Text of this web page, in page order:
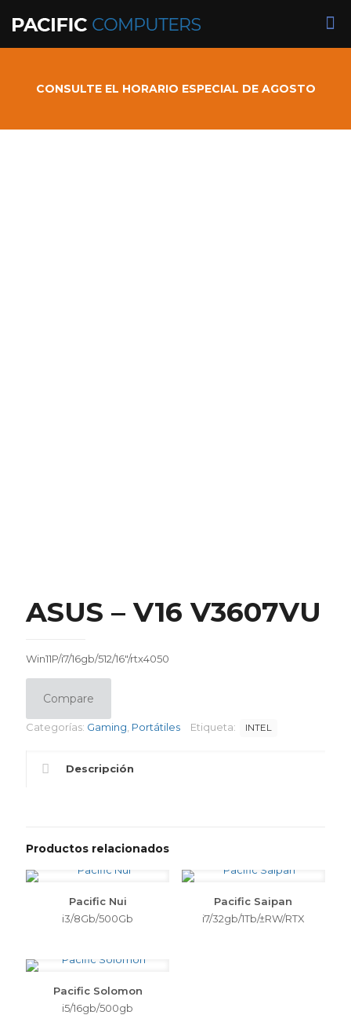
CONSULTE EL HORARIO ESPECIAL DE AGOSTO
ASUS – V16 V3607VU
Win11P/i7/16gb/512/16″/rtx4050
Compare
Categorías: Gaming Portátiles Etiqueta: INTEL
Descripción
Productos relacionados
Pacific Nui
i3/8Gb/500Gb
Pacific Saipan
i7/32gb/1Tb/±RW/RTX
Pacific Solomon
i5/16gb/500gb